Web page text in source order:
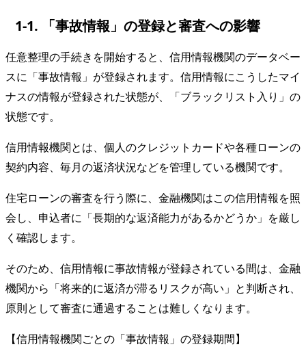
1-1. 「事故情報」の登録と審査への影響
任意整理の手続きを開始すると、信用情報機関のデータベー
スに「事故情報」が登録されます。信用情報にこうしたマイ
ナスの情報が登録された状態が、「ブラックリスト入り」の
状態です。
信用情報機関とは、個人のクレジットカードや各種ローンの
契約内容、毎月の返済状況などを管理している機関です。
住宅ローンの審査を行う際に、金融機関はこの信用情報を照
会し、申込者に「長期的な返済能力があるかどうか」を厳し
く確認します。
そのため、信用情報に事故情報が登録されている間は、金融
機関から「将来的に返済が滞るリスクが高い」と判断され、
原則として審査に通過することは難しくなります。
【信用情報機関ごとの「事故情報」の登録期間】